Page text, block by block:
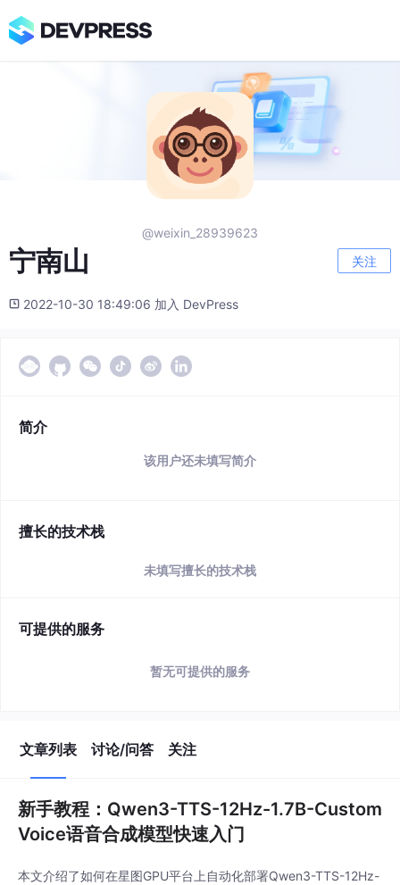
@weixin_28939623
宁南山 关注
2022-10-30 18:49:06 加入 DevPress
简介
该用户还未填写简介
擅长的技术栈
未填写擅长的技术栈
可提供的服务
暂无可提供的服务
文章列表 讨论/问答 关注
新手教程：Qwen3-TTS-12Hz-1.7B-Custom
Voice语音合成模型快速入门
本文介绍了如何在星图GPU平台上自动化部署Qwen3-TTS-12Hz-